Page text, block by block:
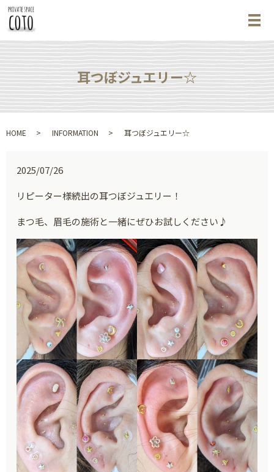
メ
耳つぼジュエリー☆
HOME INFORMATION 耳つぼジュエリー☆
2025/07/26
リピーター様続出の耳つぼジュエリー！
まつ毛、眉毛の施術と一緒にぜひお試しください♪